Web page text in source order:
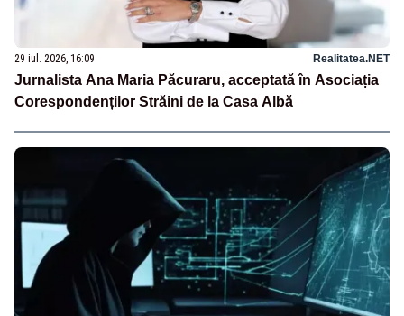
29 iul. 2026, 16:09 Realitatea.NET
Jurnalista Ana Maria Păcuraru, acceptată în Asociația
Corespondenților Străini de la Casa Albă